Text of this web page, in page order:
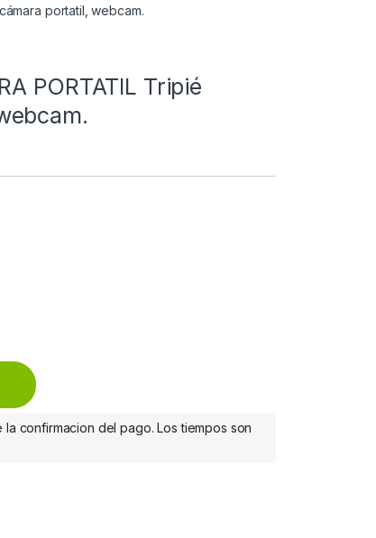
portatil, webcam.
PORTATIL Tripié
flexible para cámara portatil, webcam. quantity
confirmacion del pago. Los tiempos son